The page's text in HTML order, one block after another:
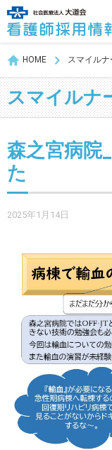
HOME スマイル
スマイルナ
森之宮病院
た
2025年1月14日